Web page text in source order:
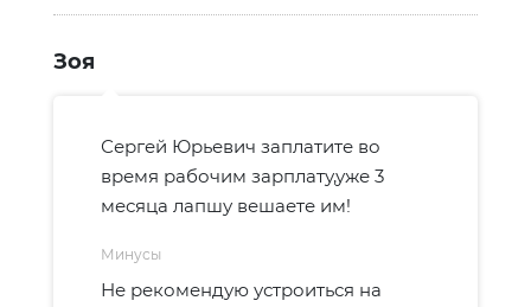
Зоя
Сергей Юрьевич заплатите во
время рабочим зарплату,уже 3
месяца лапшу вешаете им!
Минусы
Не рекомендую устроиться на